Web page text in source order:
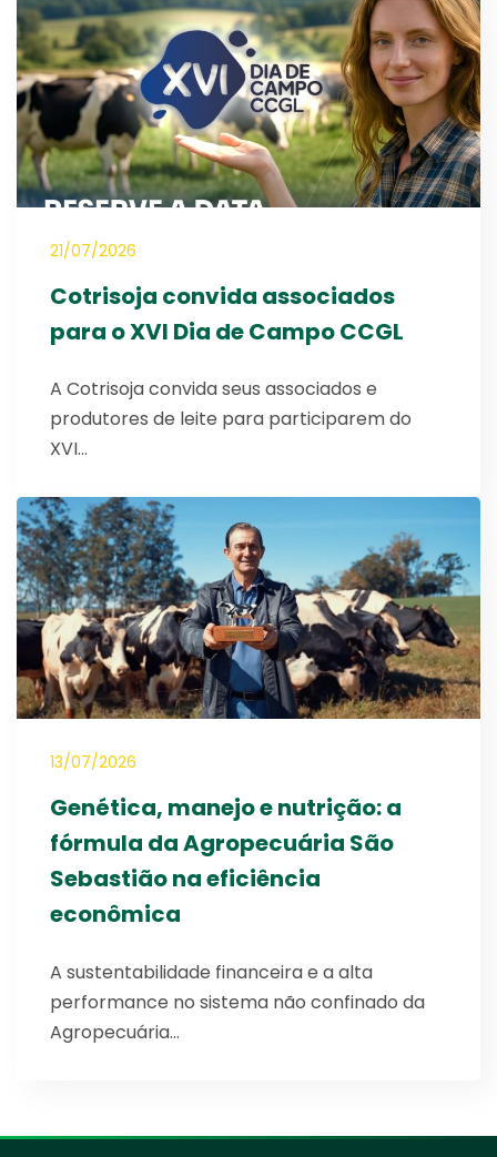
21/07/2026
Cotrisoja convida associados
para o XVI Dia de Campo CCGL
A Cotrisoja convida seus associados e
produtores de leite para participarem do
XVI…
13/07/2026
Genética, manejo e nutrição: a
fórmula da Agropecuária São
Sebastião na eficiência
econômica
A sustentabilidade financeira e a alta
performance no sistema não confinado da
Agropecuária…